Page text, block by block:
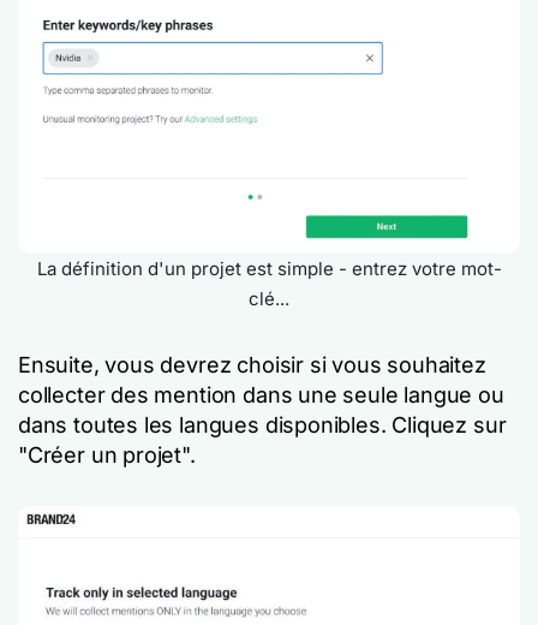
La définition d'un projet est simple - entrez votre mot-
clé...
Ensuite, vous devrez choisir si vous souhaitez
collecter des mention dans une seule langue ou
dans toutes les langues disponibles. Cliquez sur
"Créer un projet".